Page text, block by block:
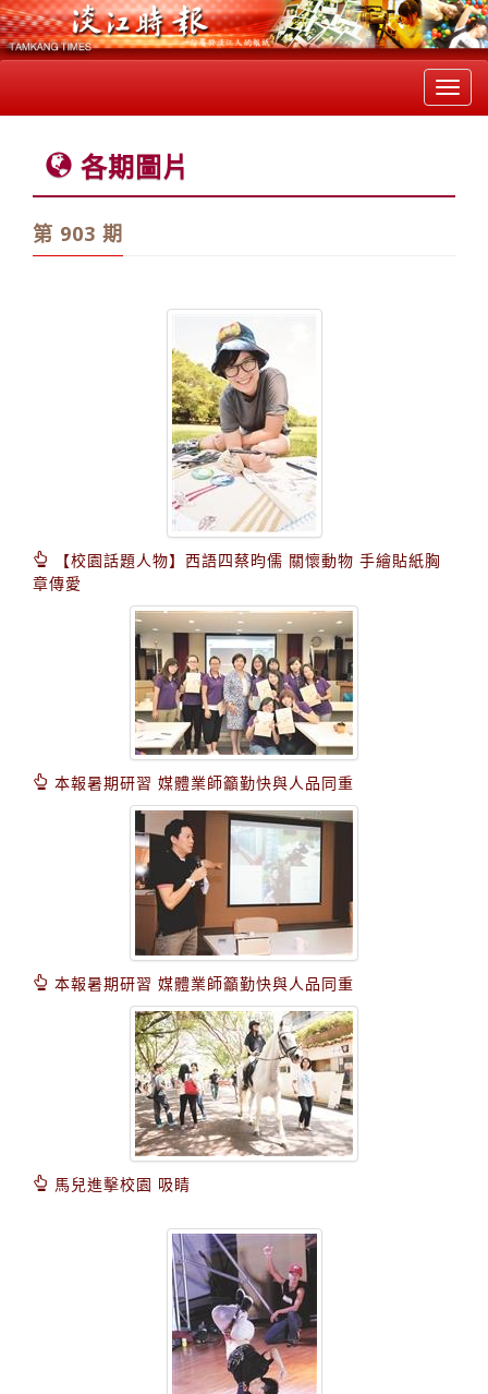
各期圖片
第 903 期
【校園話題人物】西語四蔡昀儒 關懷動物 手繪貼紙胸
章傳愛
本報暑期研習 媒體業師籲勤快與人品同重
本報暑期研習 媒體業師籲勤快與人品同重
馬兒進擊校園 吸睛